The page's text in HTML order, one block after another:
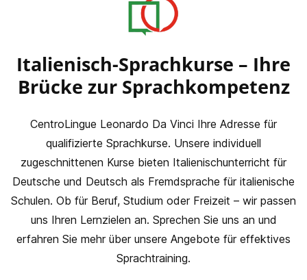
Italienisch-Sprachkurse – Ihre
Brücke zur Sprachkompetenz
CentroLingue Leonardo Da Vinci Ihre Adresse für
qualifizierte Sprachkurse. Unsere individuell
zugeschnittenen Kurse bieten Italienischunterricht für
Deutsche und Deutsch als Fremdsprache für italienische
Schulen. Ob für Beruf, Studium oder Freizeit – wir passen
uns Ihren Lernzielen an. Sprechen Sie uns an und
erfahren Sie mehr über unsere Angebote für effektives
Sprachtraining.